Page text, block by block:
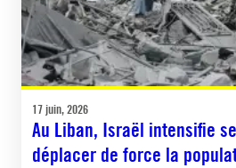
17 juin, 2026
Au Liban, Israël intensifie
déplacer de force la